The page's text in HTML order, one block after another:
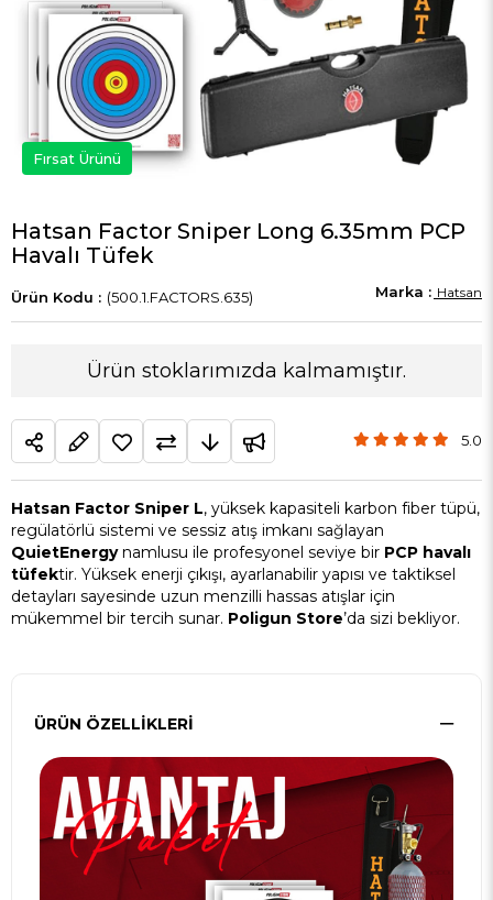
Fırsat Ürünü
Hatsan Factor Sniper Long 6.35mm PCP
Havalı Tüfek
(500.1.FACTORS.635) Hatsan
Ürün stoklarımızda kalmamıştır.
5.0
Hatsan Factor Sniper L, yüksek kapasiteli karbon fiber tüpü,
regülatörlü sistemi ve sessiz atış imkanı sağlayan
QuietEnergynamlusu ile profesyonel seviye bir PCP havalı
tüfektir. Yüksek enerji çıkışı, ayarlanabilir yapısı ve taktiksel
detayları sayesinde uzun menzilli hassas atışlar için
mükemmel bir tercih sunar. Poligun Store’da sizi bekliyor.
ÜRÜN ÖZELLIKLERI